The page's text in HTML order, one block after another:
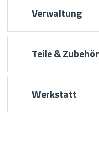
Verwaltung
Teile & Zubehör
Werkstatt